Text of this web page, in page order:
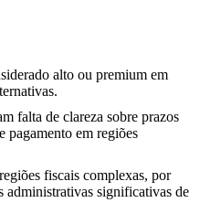
alto ou premium em
falta de clareza sobre prazos
pagamento em regiões
fiscais complexas, por
administrativas significativas de